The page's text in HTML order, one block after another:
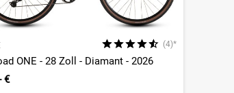
(4)*
ONE - 28 Zoll - Diamant - 2026
€